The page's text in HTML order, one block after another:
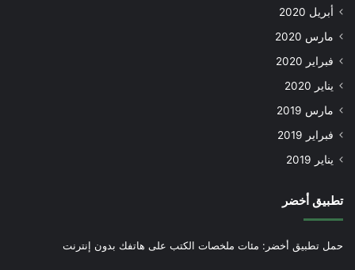
أبريل 2020
مارس 2020
فبراير 2020
يناير 2020
مارس 2019
فبراير 2019
يناير 2019
تطبيق أخضر
حمل تطبيق أخضر: مئات ملخصات الكتب على هاتفك بدون إنترنت